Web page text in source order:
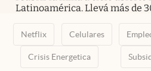
Latinoamérica. Llevá más de
Netflix Celulares
Crisis Energetica